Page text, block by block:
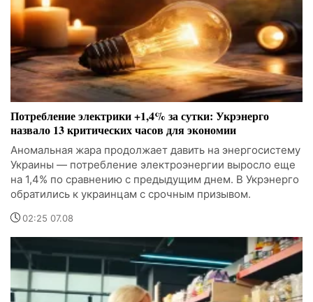
Потребление электрики +1,4% за сутки: Укрэнерго
назвало 13 критических часов для экономии
Аномальная жара продолжает давить на энергосистему
Украины — потребление электроэнергии выросло еще
на 1,4% по сравнению с предыдущим днем. В Укрэнерго
обратились к украинцам с срочным призывом.
02:25 07.08